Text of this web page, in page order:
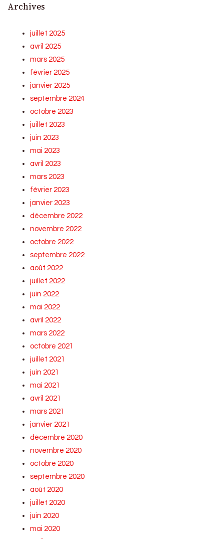
Archives
juillet 2025
avril 2025
mars 2025
février 2025
janvier 2025
septembre 2024
octobre 2023
juillet 2023
juin 2023
mai 2023
avril 2023
mars 2023
février 2023
janvier 2023
décembre 2022
novembre 2022
octobre 2022
septembre 2022
août 2022
juillet 2022
juin 2022
mai 2022
avril 2022
mars 2022
octobre 2021
juillet 2021
juin 2021
mai 2021
avril 2021
mars 2021
janvier 2021
décembre 2020
novembre 2020
octobre 2020
septembre 2020
août 2020
juillet 2020
juin 2020
mai 2020